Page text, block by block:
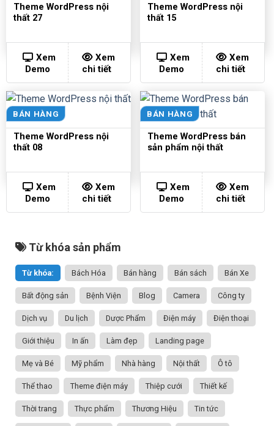
Theme WordPress nội
thất 27
Xem
Demo
Xem
chi tiết
Theme WordPress nội
thất 15
Xem
Demo
Xem
chi tiết
BÁN HÀNG
Theme WordPress nội
thất 08
Xem
Demo
Xem
chi tiết
BÁN HÀNG
Theme WordPress bán
sản phẩm nội thất
Xem
Demo
Xem
chi tiết
Từ khóa sản phẩm
Từ khóa: Bách Hóa Bán hàng Bán sách Bán Xe
Bất động sản Bệnh Viện Blog Camera Công ty
Dịch vụ Du lịch Dược Phẩm Điện máy Điện thoại
Giới thiệu In ấn Làm đẹp Landing page
Mẹ và Bé Mỹ phẩm Nhà hàng Nội thất Ô tô
Thể thao Theme điện máy Thiệp cưới Thiết kế
Thời trang Thực phẩm Thương Hiệu Tin tức